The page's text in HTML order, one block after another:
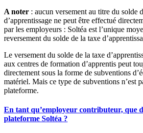
A noter : aucun versement au titre du solde
d’apprentissage ne peut être effectué
par les employeurs : Soltéa est l’unique
reversement du solde de la taxe
Le versement du solde de la taxe
aux centres de formation d’apprentis peut
directement sous la forme de subventions
matériel. Mais ce type de subventions n’est
plateforme.
En tant qu’employeur contributeur, que
plateforme Soltéa ?